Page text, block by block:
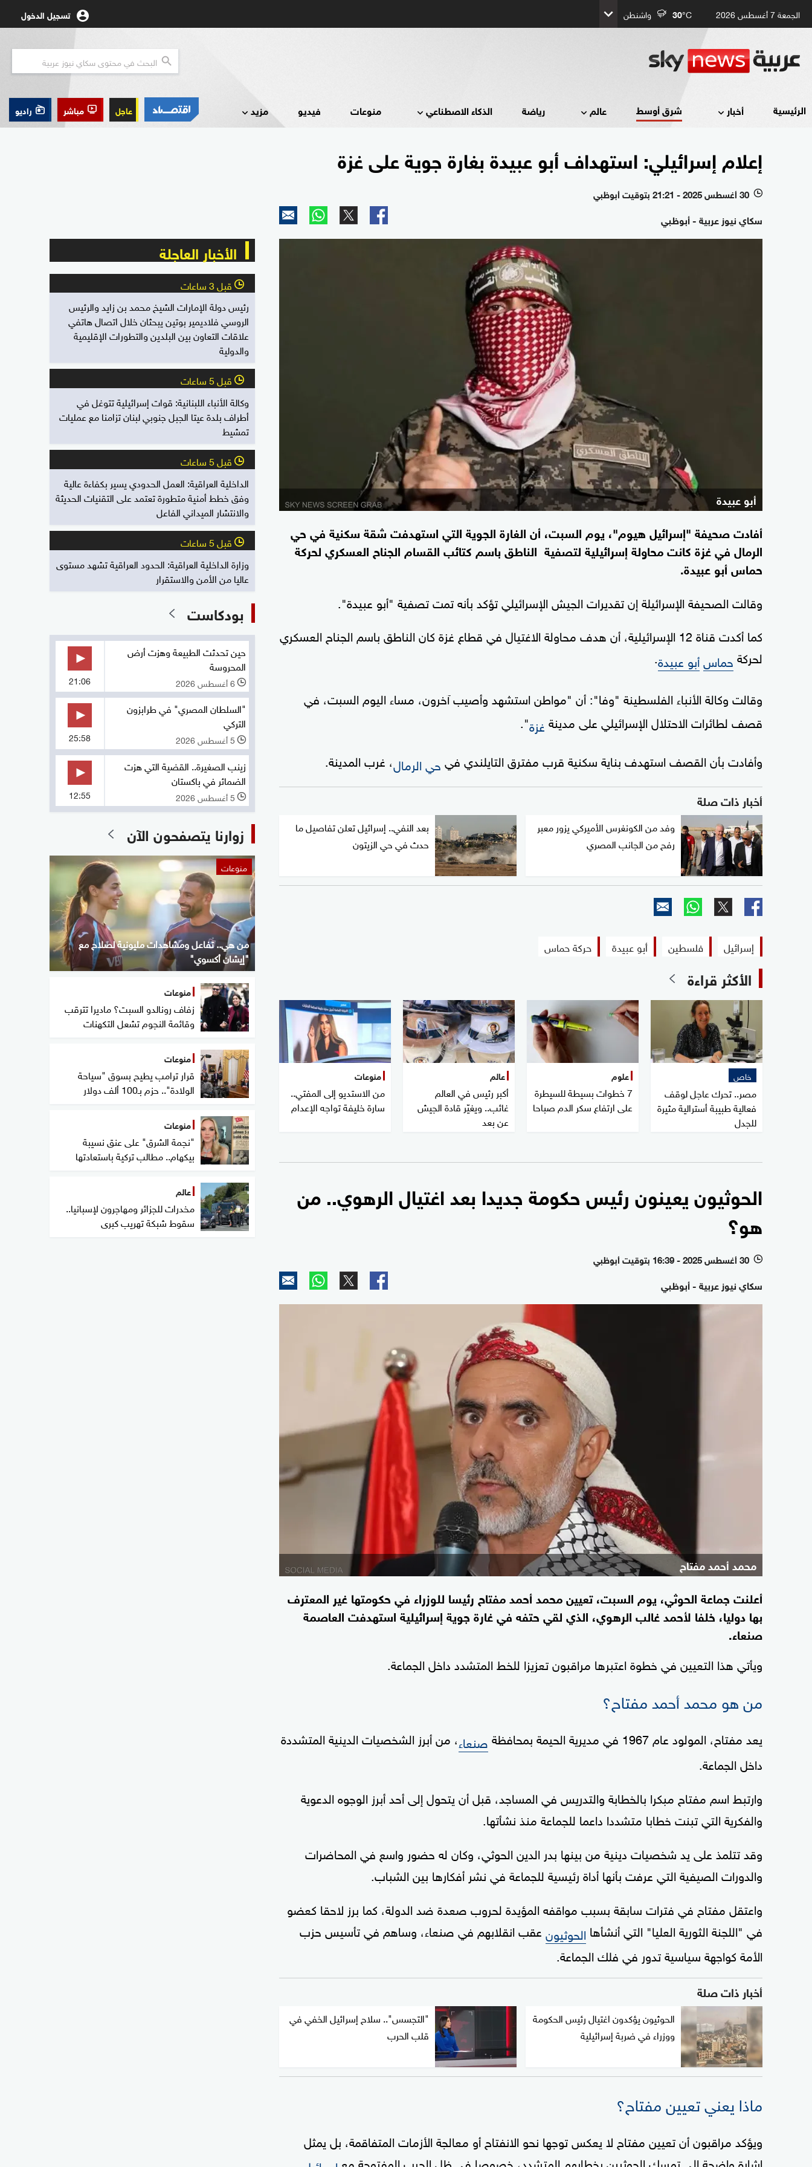
الجمعة 7 أغسطس 2026 30°C واشنطن تسجيل الدخول
الرئيسية أخبار شرق أوسط عالم رياضة الذكاء الاصطناعي منوعات فيديو مزيد عاجل مباشر راديو
إعلام إسرائيلي: استهداف أبو عبيدة بغارة جوية على غزة
l 30 أغسطس 2025 - 21:21 بتوقيت أبوظبي
سكاي نيوز عربية - أبوظبي
أبو عبيدة
أفادت صحيفة "إسرائيل هيوم"، يوم السبت، أن الغارة الجوية التي استهدفت شقة سكنية في حي
الرمال في غزة كانت محاولة إسرائيلية لتصفية الناطق باسم كتائب القسام الجناح العسكري لحركة
حماس أبو عبيدة.
وقالت الصحيفة الإسرائيلة إن تقديرات الجيش الإسرائيلي تؤكد بأنه تمت تصفية "أبو عبيدة".
كما أكدت قناة 12 الإسرائيلية، أن هدف محاولة الاغتيال في قطاع غزة كان الناطق باسم الجناح العسكري
لحركة حماسأبو عبيدة.
وقالت وكالة الأنباء الفلسطينة "وفا": أن "مواطن استشهد وأصيب آخرون، مساء اليوم السبت، في
قصف لطائرات الاحتلال الإسرائيلي على مدينة غزة".
وأفادت بأن القصف استهدف بناية سكنية قرب مفترق التايلندي في حي الرمال، غرب المدينة.
أخبار ذات صلة
وفد من الكونغرس الأميركي يزور معبر
رفح من الجانب المصري
بعد النفي.. إسرائيل تعلن تفاصيل ما
حدث في حي الزيتون
إسرائيل فلسطين أبو عبيدة حركة حماس
الأكثر قراءة
خاص
مصر.. تحرك عاجل لوقف
فعالية طبيبة أسترالية مثيرة
للجدل
علوم
7 خطوات بسيطة للسيطرة
على ارتفاع سكر الدم صباحا
عالم
أكبر رئيس في العالم
غائب.. ويغيّر قادة الجيش
عن بعد
منوعات
من الاستديو إلى المفتي..
سارة خليفة تواجه الإعدام
الحوثيون يعينون رئيس حكومة جديدا بعد اغتيال الرهوي.. من
هو؟
l 30 أغسطس 2025 - 16:39 بتوقيت أبوظبي
سكاي نيوز عربية - أبوظبي
محمد أحمد مفتاح
أعلنت جماعة الحوثي، يوم السبت، تعيين محمد أحمد مفتاح رئيسا للوزراء في حكومتها غير المعترف
بها دوليا، خلفا لأحمد غالب الرهوي، الذي لقي حتفه في غارة جوية إسرائيلية استهدفت العاصمة
صنعاء.
ويأتي هذا التعيين في خطوة اعتبرها مراقبون تعزيزا للخط المتشدد داخل الجماعة.
من هو محمد أحمد مفتاح؟
يعد مفتاح، المولود عام 1967 في مديرية الحيمة بمحافظة صنعاء، من أبرز الشخصيات الدينية المتشددة
داخل الجماعة.
وارتبط اسم مفتاح مبكرا بالخطابة والتدريس في المساجد، قبل أن يتحول إلى أحد أبرز الوجوه الدعوية
والفكرية التي تبنت خطابا متشددا داعما للجماعة منذ نشأتها.
وقد تتلمذ على يد شخصيات دينية من بينها بدر الدين الحوثي، وكان له حضور واسع في المحاضرات
والدورات الصيفية التي عرفت بأنها أداة رئيسية للجماعة في نشر أفكارها بين الشباب.
واعتقل مفتاح في فترات سابقة بسبب مواقفه المؤيدة لحروب صعدة ضد الدولة، كما برز لاحقا كعضو
في "اللجنة الثورية العليا" التي أنشأها الحوثيون عقب انقلابهم في صنعاء، وساهم في تأسيس حزب
الأمة كواجهة سياسية تدور في فلك الجماعة.
أخبار ذات صلة
الحوثيون يؤكدون اغتيال رئيس الحكومة
ووزراء في ضربة إسرائيلية
"التجسس".. سلاح إسرائيل الخفي في
قلب الحرب
ماذا يعني تعيين مفتاح؟
ويؤكد مراقبون أن تعيين مفتاح لا يعكس توجها نحو الانفتاح أو معالجة الأزمات المتفاقمة، بل يمثل
إشارة واضحة إلى تمسك الحوثيين بخطابهم المتشدد، خصوصا في ظل الحرب المفتوحة مع
الأخبار العاجلة
l قبل 3 ساعات
رئيس دولة الإمارات الشيخ محمد بن زايد والرئيس
الروسي فلاديمير بوتين يبحثان خلال اتصال هاتفي
علاقات التعاون بين البلدين والتطورات الإقليمية
والدولية
l قبل 5 ساعات
وكالة الأنباء اللبنانية: قوات إسرائيلية تتوغل في
أطراف بلدة عيتا الجبل جنوبي لبنان تزامنا مع عمليات
تمشيط
l قبل 5 ساعات
الداخلية العراقية: العمل الحدودي يسير بكفاءة عالية
وفق خطط أمنية متطورة تعتمد على التقنيات الحديثة
والانتشار الميداني الفاعل
l قبل 5 ساعات
وزارة الداخلية العراقية: الحدود العراقية تشهد مستوى
عاليا من الأمن والاستقرار
بودكاست
حين تحدثت الطبيعة وهزت أرض
المحروسة
l 6 أغسطس 2026 21:06
"السلطان المصري" في طرابزون
التركي
l 5 أغسطس 2026 25:58
زينب الصغيرة.. القضية التي هزت
الضمائر في باكستان
l 5 أغسطس 2026 12:55
زوارنا يتصفحون الآن
منوعات
من هي.. تفاعل ومشاهدات مليونية لصلاح مع
"إيشان أكسوي"
منوعات
زفاف رونالدو السبت؟ ماديرا تترقب
وقائمة النجوم تشعل التكهنات
منوعات
قرار ترامب يطيح بسوق "سياحة
الولادة".. حزم بـ100 ألف دولار
منوعات
"نجمة الشرق" على عنق نسيبة
بيكهام.. مطالب تركية باستعادتها
عالم
مخدرات للجزائر ومهاجرون لإسبانيا..
سقوط شبكة تهريب كبرى